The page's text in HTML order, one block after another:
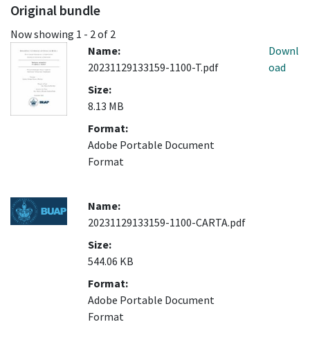
Original bundle
Now showing 1 - 2 of 2
Name:
20231129133159-1100-T.pdf
Size:
8.13 MB
Format:
Adobe Portable Document
Format
Downl
oad
Name:
20231129133159-1100-CARTA.pdf
Size:
544.06 KB
Format:
Adobe Portable Document
Format